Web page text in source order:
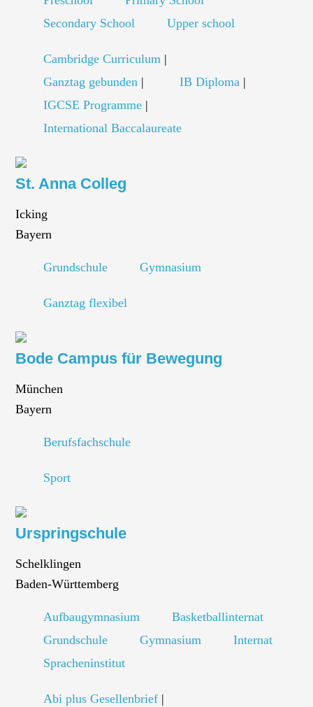
Secondary School
Upper school
Cambridge Curriculum |
Ganztag gebunden | IB Diploma |
IGCSE Programme |
International Baccalaureate
St. Anna Colleg
Icking
Bayern
Grundschule Gymnasium
Ganztag flexibel
Bode Campus für Bewegung
München
Bayern
Berufsfachschule
Sport
Urspringschule
Schelklingen
Baden-Württemberg
Aufbaugymnasium
Basketballinternat
Grundschule
Gymnasium
Internat
Spracheninstitut
Abi plus Gesellenbrief |